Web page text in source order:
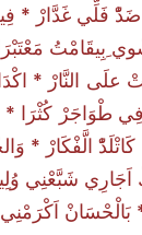
فَلِّي غَدَّارْ *
ِبِيقَامْتُ
النَّارْ *
طْوَاجَرْ كُثْرَا *
الَّفْكَارْ *
اَجَارِي شَبَّعْنِي
بَالْحْسَانْ اَكْرَمْنِي